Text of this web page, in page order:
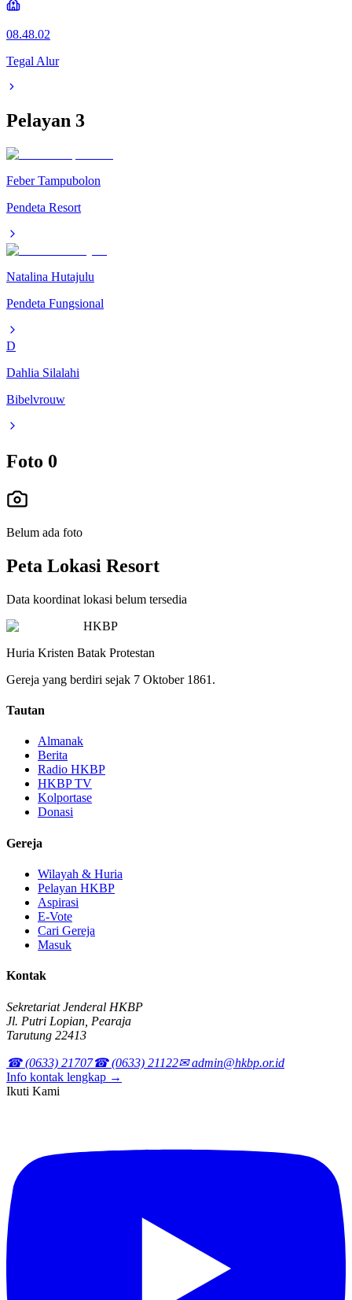
08.48.02
Tegal Alur
Pelayan 3
Feber Tampubolon
Pendeta Resort
Natalina Hutajulu
Pendeta Fungsional
D
Dahlia Silalahi
Bibelvrouw
Foto 0
Belum ada foto
Peta Lokasi Resort
Data koordinat lokasi belum tersedia
HKBP
Huria Kristen Batak Protestan
Gereja yang berdiri sejak 7 Oktober 1861.
Tautan
Almanak
Berita
Radio HKBP
HKBP TV
Kolportase
Donasi
Gereja
Wilayah & Huria
Pelayan HKBP
Aspirasi
E-Vote
Cari Gereja
Masuk
Kontak
Sekretariat Jenderal HKBP
Jl. Putri Lopian, Pearaja
Tarutung 22413
☎ (0633) 21707☎ (0633) 21122✉ admin@hkbp.or.id
Info kontak lengkap →
Ikuti Kami